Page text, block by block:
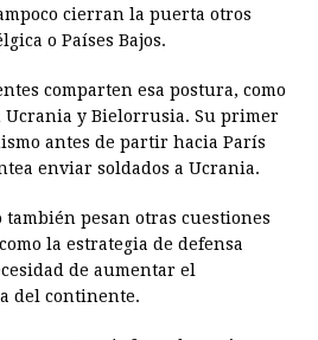
cierran la puerta otros
o Países Bajos.
comparten esa postura, como
y Bielorrusia. Su primer
antes de partir hacia París
enviar soldados a Ucrania.
pesan otras cuestiones
la estrategia de defensa
de aumentar el
del continente.